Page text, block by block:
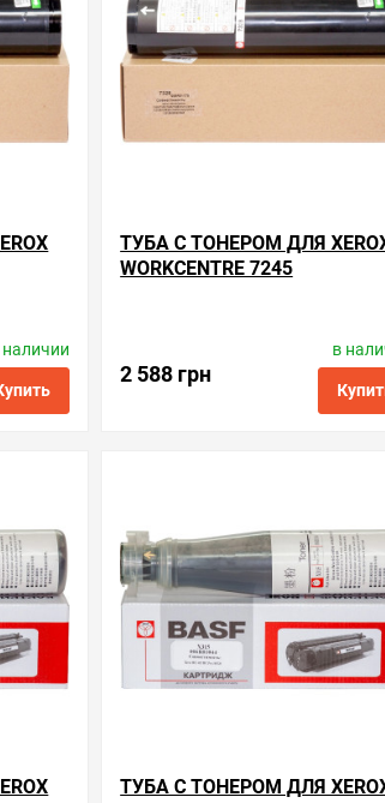
наличии
ТУБА С ТОНЕРОМ ДЛЯ
WORKCENTRE 7245
2 588 грн
в
BASF
Код товара:
kt-006r01175
ТУБА С ТОНЕРОМ ДЛЯ